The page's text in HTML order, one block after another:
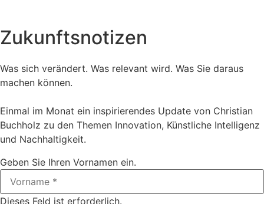
Zukunftsnotizen
Was sich verändert. Was relevant wird. Was Sie daraus
machen können.
Einmal im Monat ein inspirierendes Update von Christian
Buchholz zu den Themen Innovation, Künstliche Intelligenz
und Nachhaltigkeit.
Geben Sie Ihren Vornamen ein.
Dieses Feld ist erforderlich.